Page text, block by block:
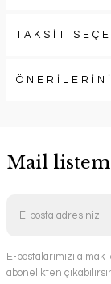
TAKSİT
Mail
E-postalarımızı
abonelikten